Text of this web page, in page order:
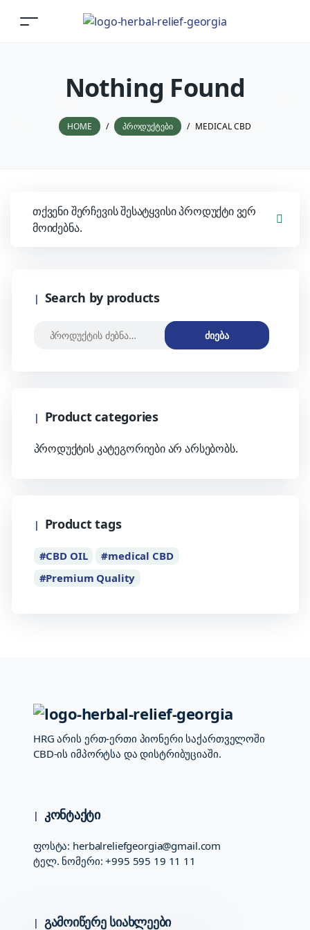
Nothing Found
HOME / ᲞᲠᲝᲓᲣᲥᲢᲔᲑᲘ / MEDICAL CBD
თქვენი შერჩევის შესატყვისი პროდუქტი ვერ
მოიძებნა.
Search by products
ძიება
Product categories
პროდუქტის კატეგორიები არ არსებობს.
Product tags
CBD OIL
medical CBD
Premium Quality
HRGარის ერთ-ერთი პიონერი საქართველოში
CBD-ის იმპორტსა და დისტრიბუციაში.
კონტაქტი
ფოსტა: herbalreliefgeorgia@gmail.com
ტელ. ნომერი:+995 595 19 11 11
გამოიწერე სიახლეები